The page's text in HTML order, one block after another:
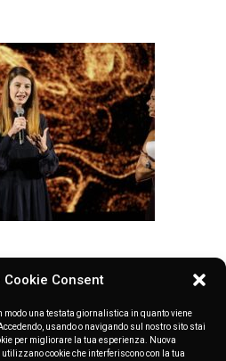
Cookie Consent
modo una testata giornalistica in quanto viene
usando o navigando sul nostro sito stai
per migliorare la tua esperienza. Nuova
utilizzano cookie che interferiscono con la tua